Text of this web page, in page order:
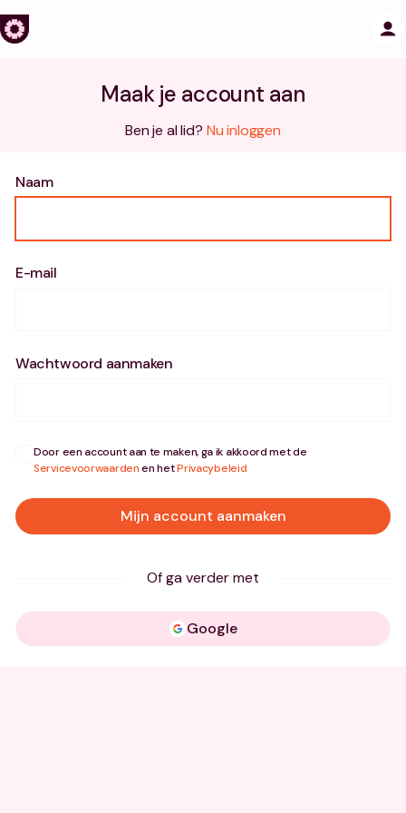
Maak je account aan
Ben je al lid? Nu inloggen
Naam
E-mail
Wachtwoord aanmaken
Door een account aan te maken, ga ik akkoord met de
Servicevoorwaardenen hetPrivacybeleid
Mijn account aanmaken
Of ga verder met
Google